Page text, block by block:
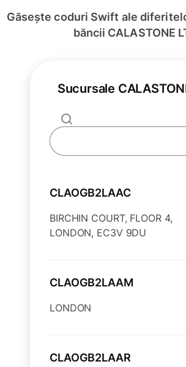
Găsește coduri Swift ale
băncii CALASTONE
Sucursale
CLAOGB2LAAC
BIRCHIN COURT, FLOOR 4,
LONDON, EC3V 9DU
CLAOGB2LAAM
LONDON
CLAOGB2LAAR